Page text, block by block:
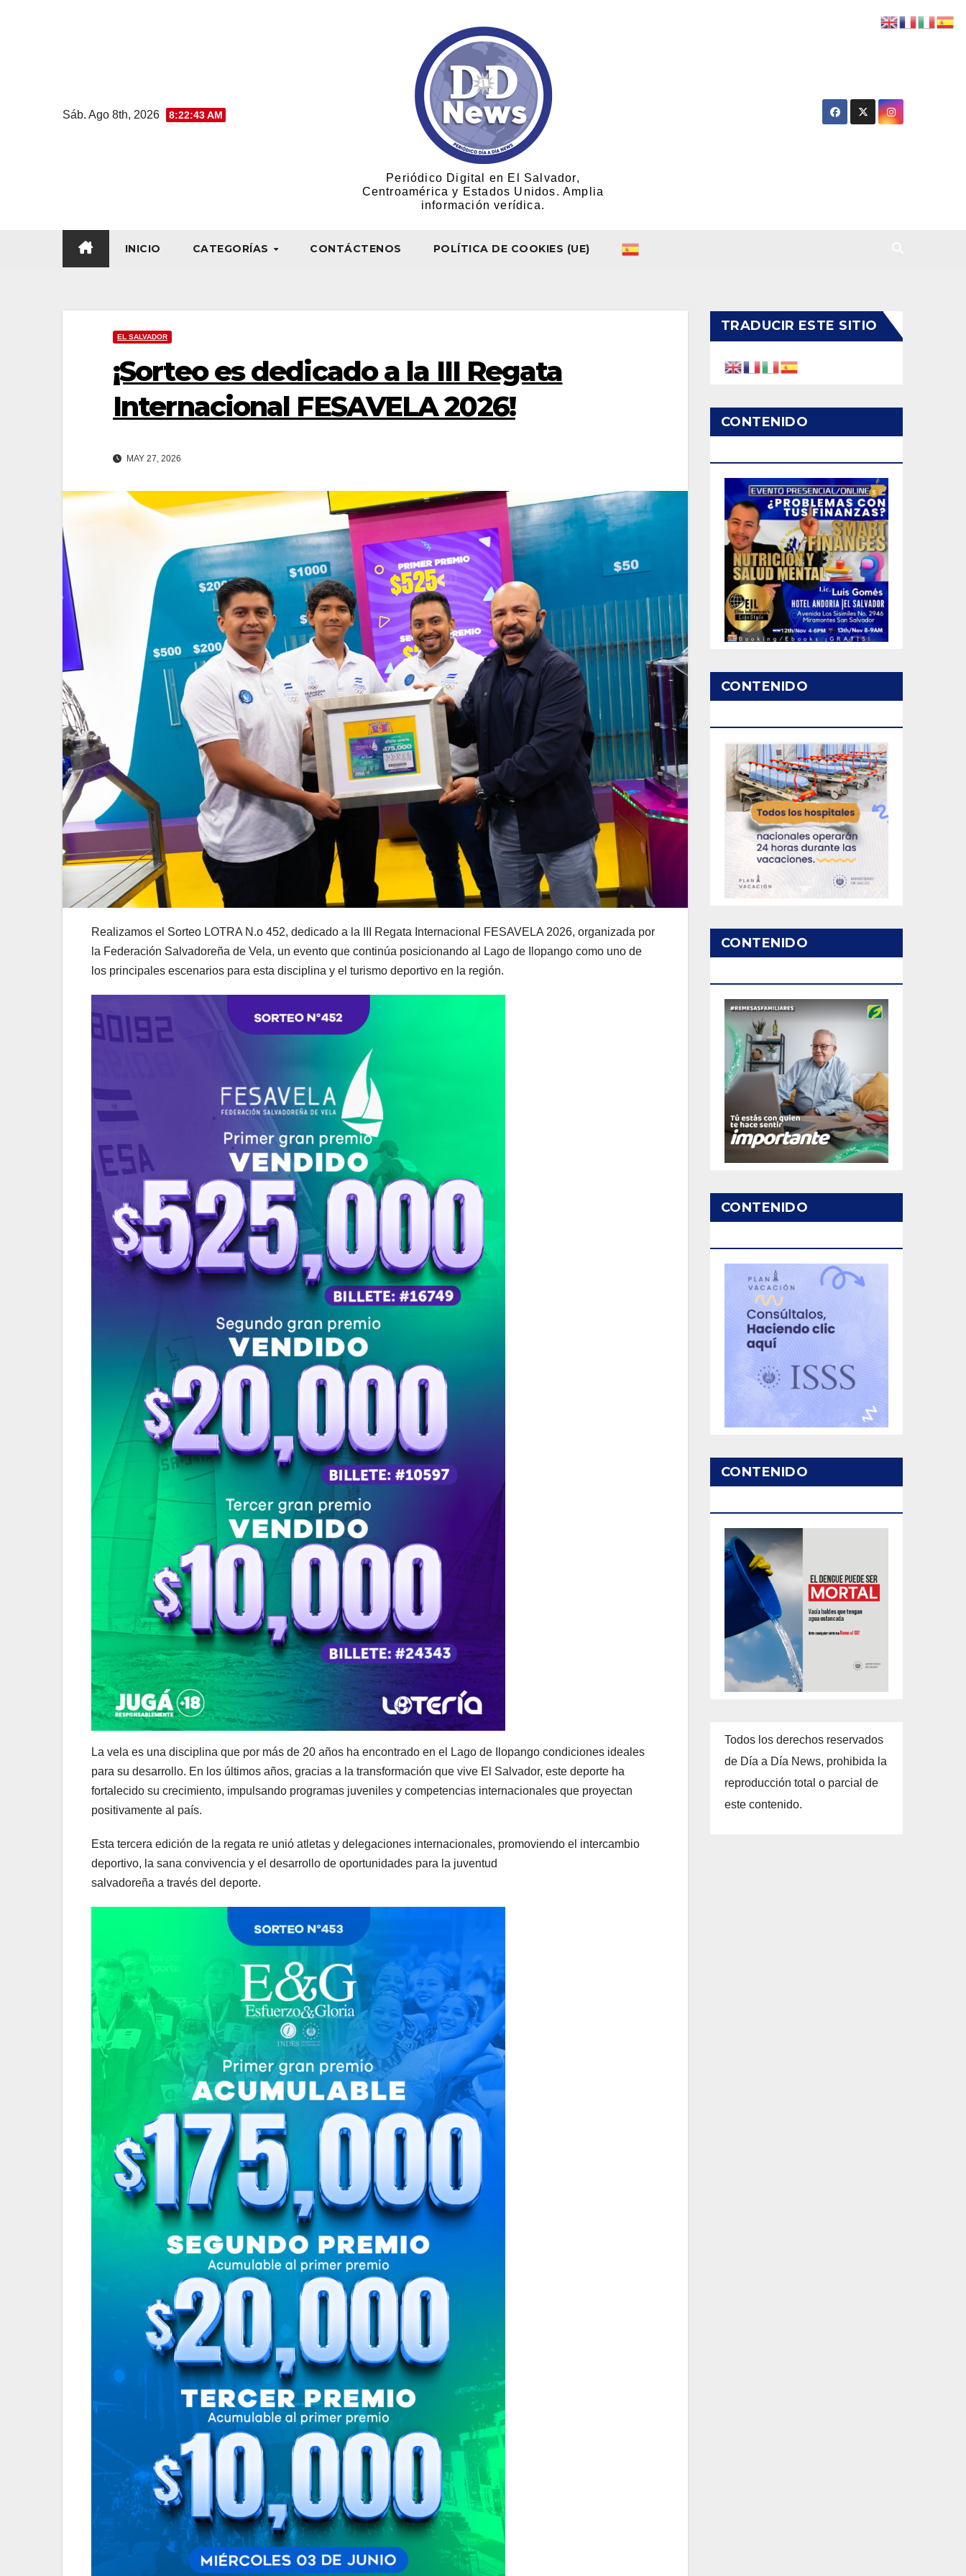
Sáb. Ago 8th, 2026 8:22:44 AM
Periódico Digital en El Salvador,
Centroamérica y Estados Unidos. Amplia
información verídica.
INICIO CATEGORÍAS CONTÁCTENOS POLÍTICA DE COOKIES (UE)
EL SALVADOR
¡Sorteo es dedicado a la III Regata
Internacional FESAVELA 2026!
MAY 27, 2026
Realizamos el Sorteo LOTRA N.o 452, dedicado a la III Regata Internacional FESAVELA 2026, organizada por
la Federación Salvadoreña de Vela, un evento que continúa posicionando al Lago de Ilopango como uno de
los principales escenarios para esta disciplina y el turismo deportivo en la región.
La vela es una disciplina que por más de 20 años ha encontrado en el Lago de Ilopango condiciones ideales
para su desarrollo. En los últimos años, gracias a la transformación que vive El Salvador, este deporte ha
fortalecido su crecimiento, impulsando programas juveniles y competencias internacionales que proyectan
positivamente al país.
Esta tercera edición de la regata re unió atletas y delegaciones internacionales, promoviendo el intercambio
deportivo, la sana convivencia y el desarrollo de oportunidades para la juventud
salvadoreña a través del deporte.
TRADUCIR ESTE SITIO
CONTENIDO
CONTENIDO
CONTENIDO
CONTENIDO
CONTENIDO
Todos los derechos reservados
de Día a Día News, prohibida la
reproducción total o parcial de
este contenido.